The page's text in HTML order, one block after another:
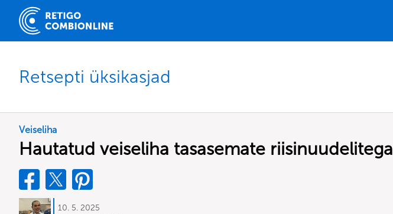
Retsepti üksikasjad
Veiseliha
Hautatud veiseliha tasasemate riisinuudelitega
10. 5. 2025